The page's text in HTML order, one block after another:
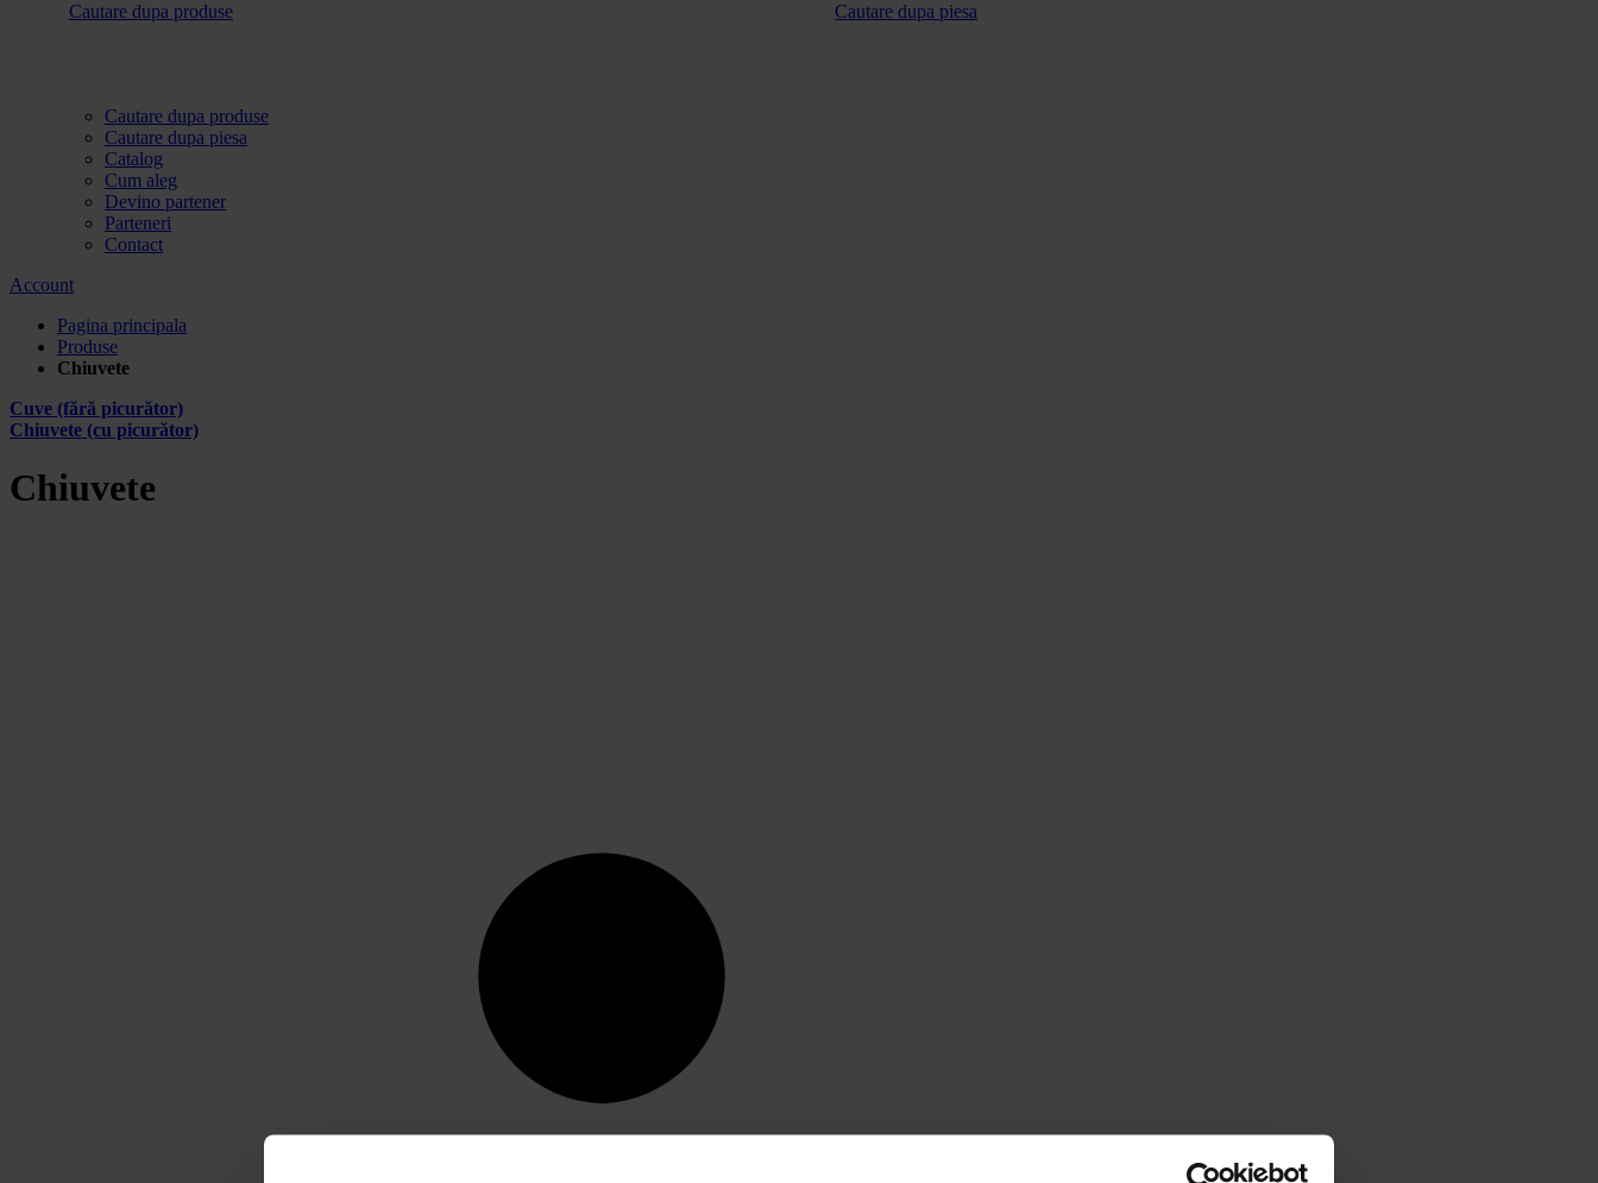
Cautare dupa produse
Cautare dupa piesa
Cautare dupa produse
Cautare dupa piesa
Catalog
Cum aleg
Devino partener
Parteneri
Contact
Account
Pagina principala
Produse
Chiuvete
Cuve (fără picurător)
Chiuvete (cu picurător)
Chiuvete